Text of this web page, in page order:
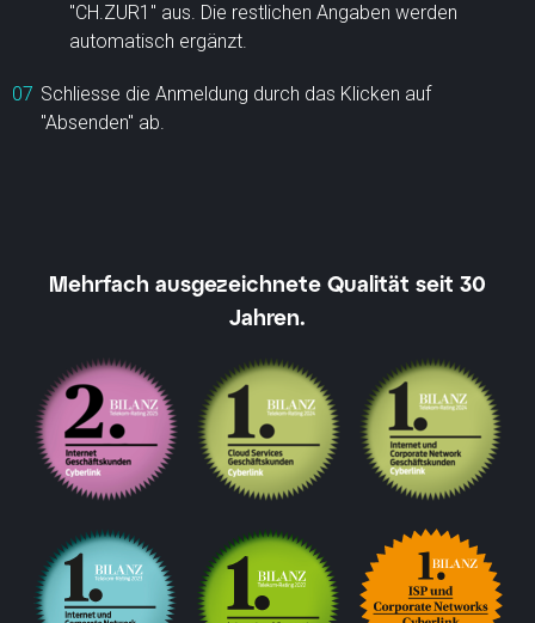
"CH.ZUR1" aus. Die restlichen Angaben werden
automatisch ergänzt.
Schliesse die Anmeldung durch das Klicken auf
"Absenden" ab.
Mehrfach ausgezeichnete Qualität seit 30
Jahren.